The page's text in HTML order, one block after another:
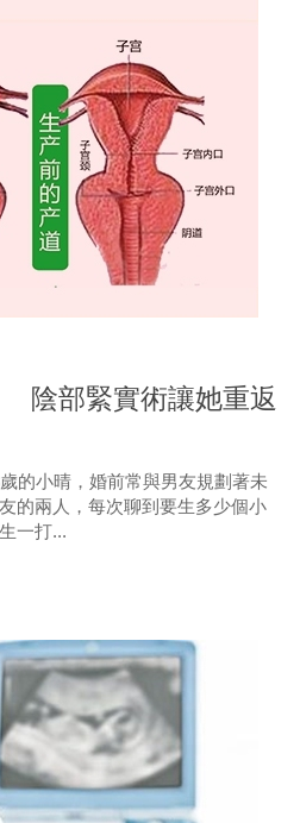
陰部緊實術讓她重返
的小晴，婚前常與男友規劃著未
的兩人，每次聊到要生多少個小
一打...